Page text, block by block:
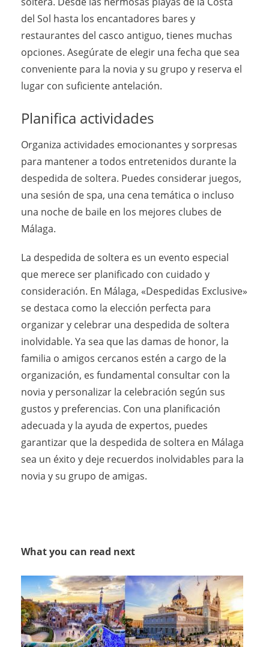
del Sol hasta los encantadores bares y
restaurantes del casco antiguo, tienes muchas
opciones. Asegúrate de elegir una fecha que sea
conveniente para la novia y su grupo y reserva el
lugar con suficiente antelación.
Planifica actividades
Organiza actividades emocionantes y sorpresas
para mantener a todos entretenidos durante la
despedida de soltera. Puedes considerar juegos,
una sesión de spa, una cena temática o incluso
una noche de baile en los mejores clubes de
Málaga.
La despedida de soltera es un evento especial
que merece ser planificado con cuidado y
consideración. En Málaga, «Despedidas Exclusive»
se destaca como la elección perfecta para
organizar y celebrar una despedida de soltera
inolvidable. Ya sea que las damas de honor, la
familia o amigos cercanos estén a cargo de la
organización, es fundamental consultar con la
novia y personalizar la celebración según sus
gustos y preferencias. Con una planificación
adecuada y la ayuda de expertos, puedes
garantizar que la despedida de soltera en Málaga
sea un éxito y deje recuerdos inolvidables para la
novia y su grupo de amigas.
What you can read next